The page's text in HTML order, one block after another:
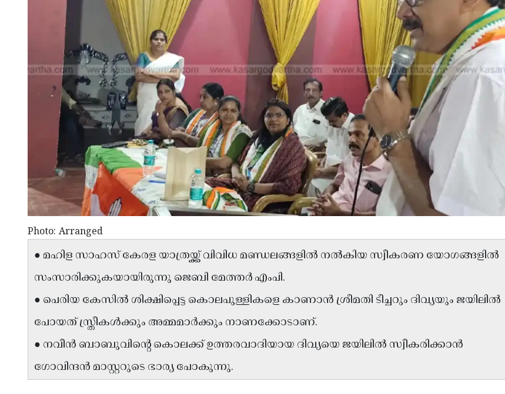
Photo: Arranged
● മഹിള സാഹസ് കേരള യാത്രയ്ക്ക് വിവിധ മണ്ഡലങ്ങളിൽ നൽകിയ സ്വീകരണ യോഗങ്ങളിൽ
സംസാരിക്കുകയായിരുന്നു ജെബി മേത്തർ എംപി.
● പെരിയ കേസിൽ ശിക്ഷിപ്പെട്ട കൊലപുള്ളികളെ കാണാൻ ശ്രീമതി ടീച്ചറും ദിവ്യയും ജയിലിൽ
പോയത് സ്ത്രീകൾക്കും അമ്മമാർക്കും നാണക്കോടാണ്.
● നവീൻ ബാബുവിന്റെ കൊലക്ക് ഉത്തരവാദിയായ ദിവ്യയെ ജയിലിൽ സ്വീകരിക്കാൻ
ഗോവിന്ദൻ മാസ്റ്ററുടെ ഭാര്യ പോകുന്നു.